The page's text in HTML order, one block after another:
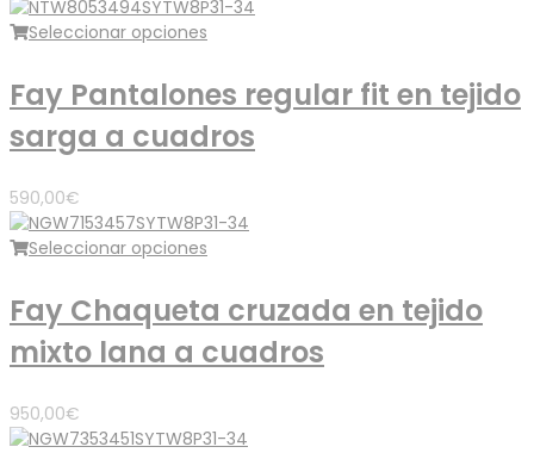
Seleccionar opciones
Fay Pantalones regular fit en tejido
sarga a cuadros
590,00€
Seleccionar opciones
Fay Chaqueta cruzada en tejido
mixto lana a cuadros
950,00€